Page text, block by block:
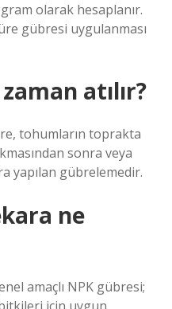
olarak hesaplanır.
gübresi uygulanması
atılır?
tohumların toprakta
sonra veya
yapılan gübrelemedir.
ne
amaçlı NPK gübresi;